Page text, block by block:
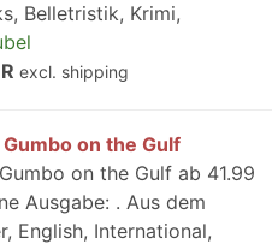
Belletristik, Krimi,
excl. shipping
on the Gulf
on the Gulf ab 41.99
Ausgabe: . Aus dem
English, International,